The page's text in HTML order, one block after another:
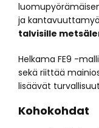
ja
talvisille
Helkama FE9 -
sekä riittää
lisäävät
Kohokohdat